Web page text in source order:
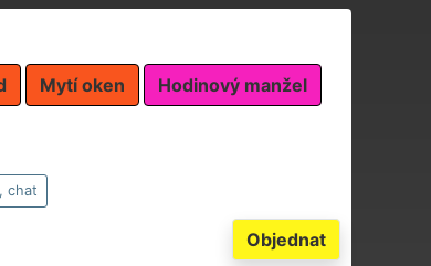
Mytí oken Hodinový manžel
chat
Objednat